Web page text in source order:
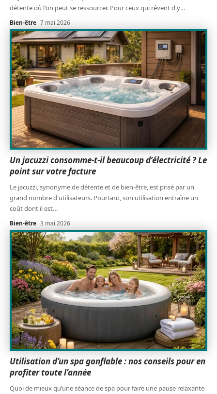
détente où l'on peut se ressourcer. Pour ceux qui rêvent d'y…
Bien-être 7 mai 2026
Un jacuzzi consomme-t-il beaucoup d’électricité ? Le
point sur votre facture
Le jacuzzi, synonyme de détente et de bien-être, est prisé par un
grand nombre d'utilisateurs. Pourtant, son utilisation entraîne un
coût dont il est…
Bien-être 3 mai 2026
Utilisation d’un spa gonflable : nos conseils pour en
profiter toute l’année
Quoi de mieux qu’une séance de spa pour faire une pause relaxante